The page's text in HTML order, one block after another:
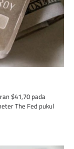
$41,70 pada
The Fed pukul